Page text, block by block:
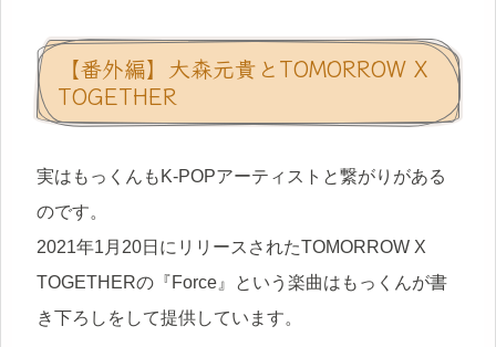
【番外編】大森元貴とTOMORROW X
TOGETHER
実はもっくんもK-POPアーティストと繋がりがある
のです。
2021年1月20日にリリースされたTOMORROW X
TOGETHERの『Force』という楽曲はもっくんが書
き下ろしをして提供しています。